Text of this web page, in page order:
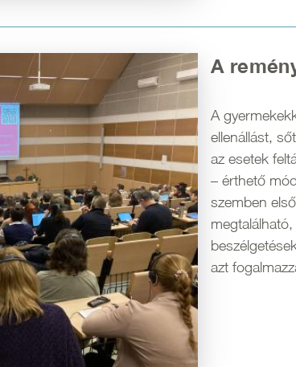
A
A
ellenállást,
az esetek
– érthető
szemben
azt